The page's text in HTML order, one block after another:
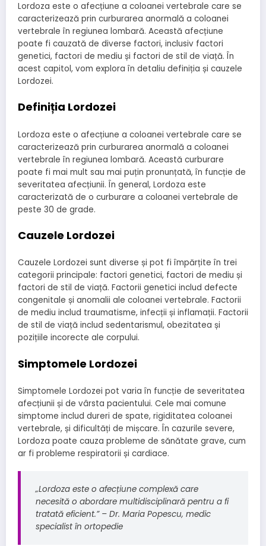
Lordoza este o afecțiune a coloanei vertebrale care se
caracterizează prin curburarea anormală a coloanei
vertebrale în regiunea lombară. Această afecțiune
poate fi cauzată de diverse factori, inclusiv factori
genetici, factori de mediu și factori de stil de viață. În
acest capitol, vom explora în detaliu definiția și cauzele
Lordozei.
Definiția Lordozei
Lordoza este o afecțiune a coloanei vertebrale care se
caracterizează prin curburarea anormală a coloanei
vertebrale în regiunea lombară. Această curburare
poate fi mai mult sau mai puțin pronunțată, în funcție de
severitatea afecțiunii. În general, Lordoza este
caracterizată de o curburare a coloanei vertebrale de
peste 30 de grade.
Cauzele Lordozei
Cauzele Lordozei sunt diverse și pot fi împărțite în trei
categorii principale: factori genetici, factori de mediu și
factori de stil de viață. Factorii genetici includ defecte
congenitale și anomalii ale coloanei vertebrale. Factorii
de mediu includ traumatisme, infecții și inflamații. Factorii
de stil de viață includ sedentarismul, obezitatea și
pozițiile incorecte ale corpului.
Simptomele Lordozei
Simptomele Lordozei pot varia în funcție de severitatea
afecțiunii și de vârsta pacientului. Cele mai comune
simptome includ dureri de spate, rigiditatea coloanei
vertebrale, și dificultăți de mișcare. În cazurile severe,
Lordoza poate cauza probleme de sănătate grave, cum
ar fi probleme respiratorii și cardiace.
„Lordoza este o afecțiune complexă care
necesită o abordare multidisciplinară pentru a fi
tratată eficient.” – Dr. Maria Popescu, medic
specialist în ortopedie